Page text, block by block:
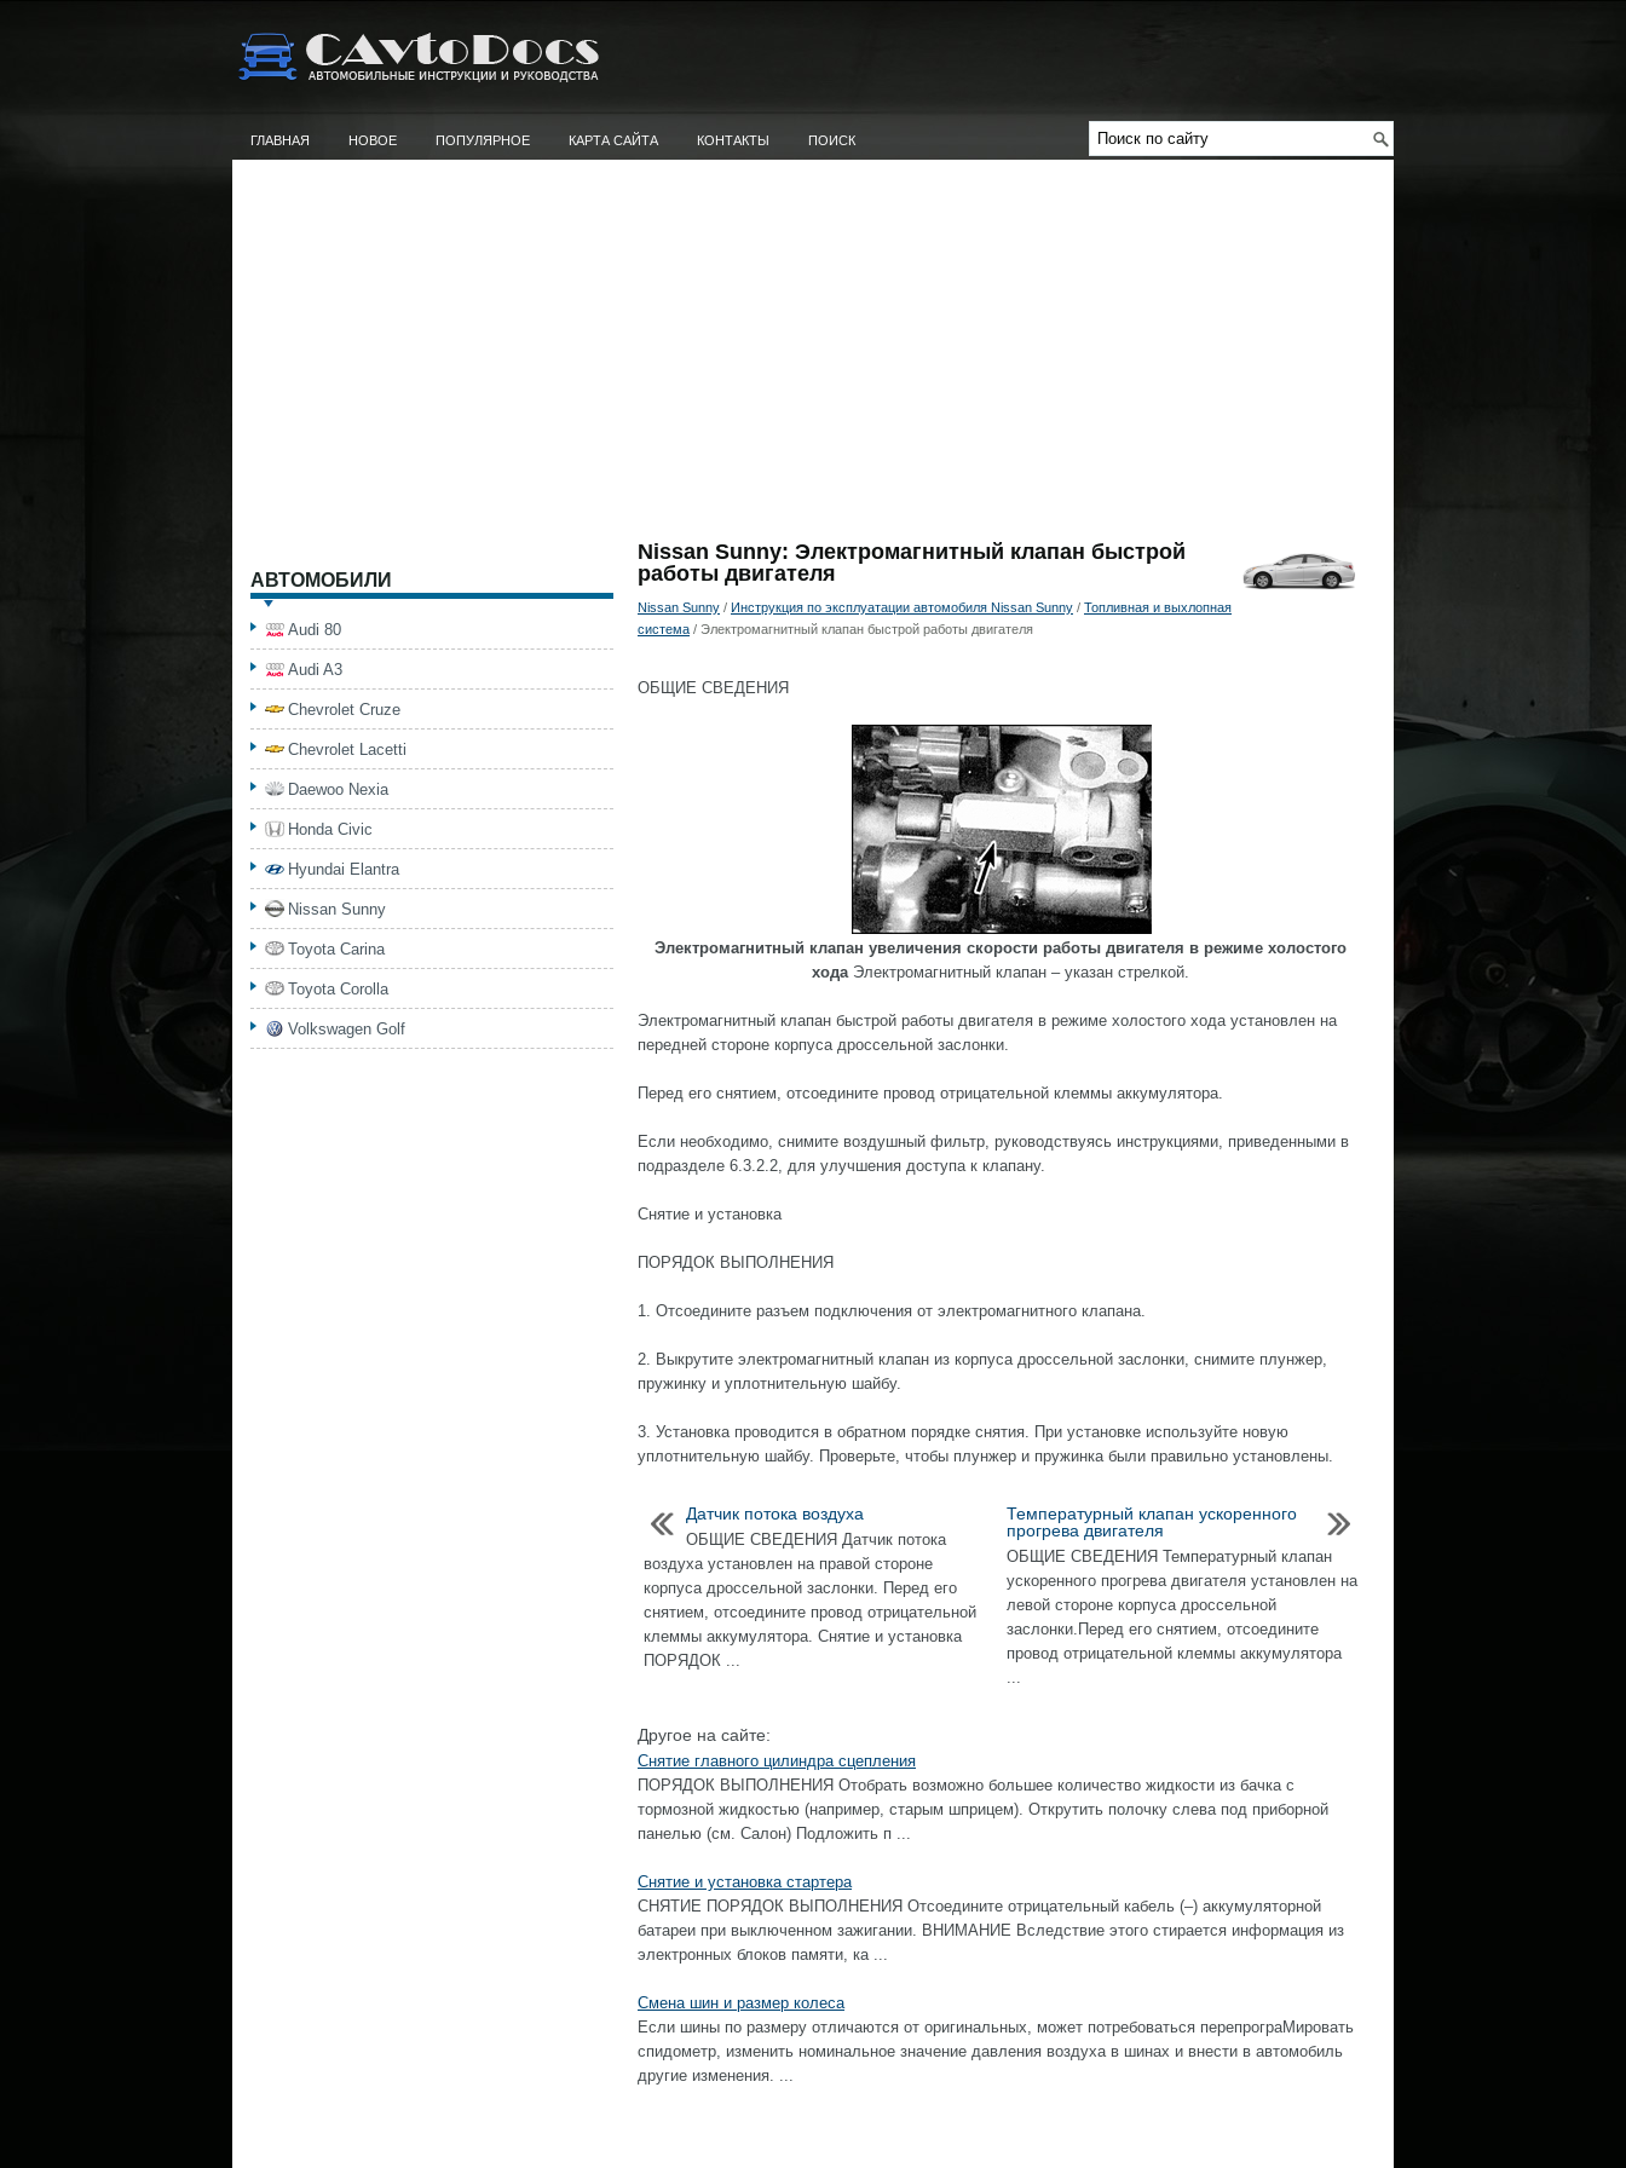
ГЛАВНАЯ НОВОЕ ПОПУЛЯРНОЕ КАРТА САЙТА КОНТАКТЫ ПОИСК
Nissan Sunny: Электромагнитный клапан быстрой
работы двигателя
Nissan Sunny / Инструкция по эксплуатации автомобиля Nissan Sunny / Топливная и выхлопная
система / Электромагнитный клапан быстрой работы двигателя
ОБЩИЕ СВЕДЕНИЯ
Электромагнитный клапан увеличения скорости работы двигателя в режиме холостого
ходаЭлектромагнитный клапан – указан стрелкой.
Электромагнитный клапан быстрой работы двигателя в режиме холостого хода установлен на
передней стороне корпуса дроссельной заслонки.
Перед его снятием, отсоедините провод отрицательной клеммы аккумулятора.
Если необходимо, снимите воздушный фильтр, руководствуясь инструкциями, приведенными в
подразделе 6.3.2.2, для улучшения доступа к клапану.
Снятие и установка
ПОРЯДОК ВЫПОЛНЕНИЯ
1. Отсоедините разъем подключения от электромагнитного клапана.
2. Выкрутите электромагнитный клапан из корпуса дроссельной заслонки, снимите плунжер,
пружинку и уплотнительную шайбу.
3. Установка проводится в обратном порядке снятия. При установке используйте новую
уплотнительную шайбу. Проверьте, чтобы плунжер и пружинка были правильно установлены.
Датчик потока воздуха
ОБЩИЕ СВЕДЕНИЯ Датчик потока
воздуха установлен на правой стороне
корпуса дроссельной заслонки. Перед его
снятием, отсоедините провод отрицательной
клеммы аккумулятора. Снятие и установка
ПОРЯДОК ...
Температурный клапан ускоренного
прогрева двигателя
ОБЩИЕ СВЕДЕНИЯ Температурный клапан
ускоренного прогрева двигателя установлен на
левой стороне корпуса дроссельной
заслонки.Перед его снятием, отсоедините
провод отрицательной клеммы аккумулятора
...
Другое на сайте:
Снятие главного цилиндра сцепления
ПОРЯДОК ВЫПОЛНЕНИЯ Отобрать возможно большее количество жидкости из бачка с
тормозной жидкостью (например, старым шприцем). Открутить полочку слева под приборной
панелью (см. Салон) Подложить п ...
Снятие и установка стартера
СНЯТИЕ ПОРЯДОК ВЫПОЛНЕНИЯ Отсоедините отрицательный кабель (–) аккумуляторной
батареи при выключенном зажигании. ВНИМАНИЕ Вследствие этого стирается информация из
электронных блоков памяти, ка ...
Смена шин и размер колеса
Если шины по размеру отличаются от оригинальных, может потребоваться перепрограМировать
спидометр, изменить номинальное значение давления воздуха в шинах и внести в автомобиль
другие изменения. ...
АВТОМОБИЛИ
Audi 80
Audi A3
Chevrolet Cruze
Chevrolet Lacetti
Daewoo Nexia
Honda Civic
Hyundai Elantra
Nissan Sunny
Toyota Carina
Toyota Corolla
Volkswagen Golf